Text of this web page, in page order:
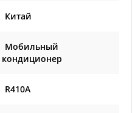
Китай
Мобильный
кондиционер
R410A